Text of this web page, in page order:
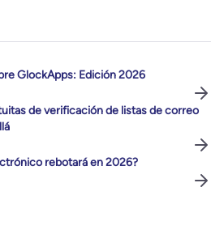
GlockApps: Edición 2026
de verificación de listas de correo
rebotará en 2026?